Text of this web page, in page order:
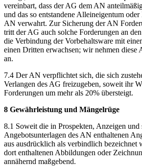
vereinbart, dass der AG dem AN
und das so entstandene Alleineigentum
AN verwahrt. Zur Sicherung der AN
tritt der AG auch solche Forderungen an
die Verbindung der Vorbehaltsware mit
einen Dritten erwachsen; wir nehmen diese
an.
7.4 Der AN verpflichtet sich, die sich
Verlangen des AG freizugeben, soweit ihr
Forderungen um mehr als 20% übersteigt.
8 Gewährleistung und Mängelrüge
8.1 Soweit die in Prospekten, Anzeigen und
Angebotsunterlagen des AN enthaltenen
aus ausdrücklich als verbindlich bezeichnet
dort enthaltenen Abbildungen oder
annähernd maßgebend.